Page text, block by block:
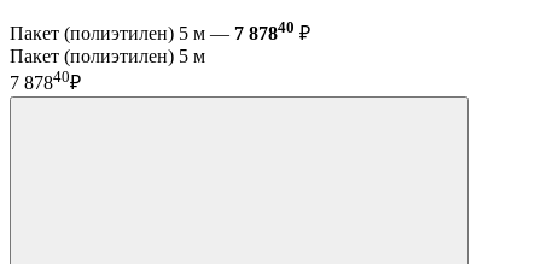
Пакет (полиэтилен) 5 м — 7 87840 ₽
Пакет (полиэтилен) 5 м
7 87840₽